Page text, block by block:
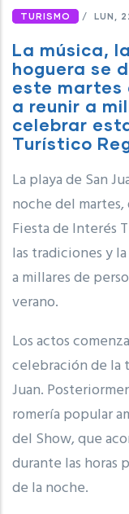
TURISMO / LUN,
La música,
hoguera se
este martes
a reunir a
celebrar
Turístico
La playa de San
noche del martes,
Fiesta de Interés
las tradiciones y
a millares de
verano.
Los actos
celebración de la
Juan.
romería popular
del Show, que
durante las horas
de la noche.